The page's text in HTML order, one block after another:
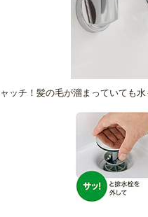
ッチ！髪の毛が溜まっていても